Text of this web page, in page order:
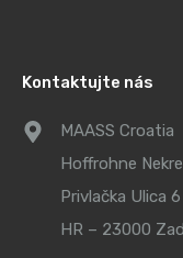
Kontaktujte nás
MAASS Croatia
Hoffrohne
Privlačka Ulica 6
HR – 23000